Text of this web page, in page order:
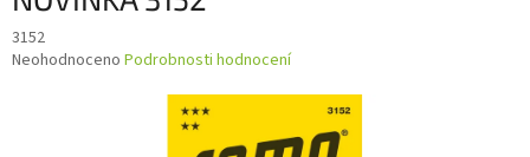
3152
Průměrné
Neohodnoceno Podrobnosti hodnocení